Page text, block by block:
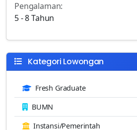
Pengalaman:
5 - 8 Tahun
Kategori Lowongan
Fresh Graduate
BUMN
Instansi/Pemerintah